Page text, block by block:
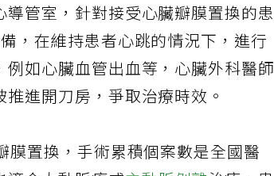
管室，針對接受心臟瓣膜置換的患
，在維持患者心跳的情況下，進行
如心臟血管出血等，心臟外科醫師
進開刀房，爭取治療時效。
置換，手術累積個案數是全國醫